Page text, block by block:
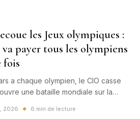
les Jeux olympiques :
payer tous les olympiens
fois
a chaque olympien, le CIO casse
une bataille mondiale sur la
et Los Angeles.
2026 ◆ 6 min de lecture